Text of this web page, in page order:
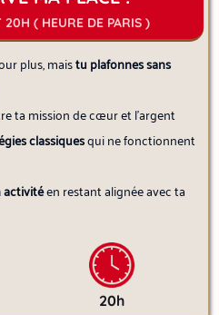
( HEURE DE PARIS )
plus, maistu plafonnes sans
ta mission de cœur et l’argent
classiquesqui ne fonctionnent
en restant alignée avec ta
20h